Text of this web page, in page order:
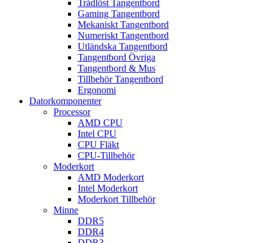
Trådlöst Tangentbord
Gaming Tangentbord
Mekaniskt Tangentbord
Numeriskt Tangentbord
Utländska Tangentbord
Tangentbord Övriga
Tangentbord & Mus
Tillbehör Tangentbord
Ergonomi
Datorkomponenter
Processor
AMD CPU
Intel CPU
CPU Fläkt
CPU-Tillbehör
Moderkort
AMD Moderkort
Intel Moderkort
Moderkort Tillbehör
Minne
DDR5
DDR4